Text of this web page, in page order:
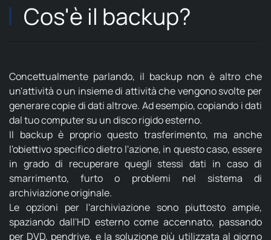
Cos'è il backup?
Concettualmente parlando, il backup non è altro che
un'attività o un insieme di attività che vengono svolte per
generare copie di dati altrove. Ad esempio, copiando i dati
dal tuo computer su un disco rigido esterno.
Il backup è proprio questo trasferimento, ma anche
l'obiettivo specifico dietro l'azione, in questo caso, essere
in grado di recuperare quegli stessi dati in caso di
smarrimento, furto o problemi nel sistema di
archiviazione originale.
Le opzioni per l'archiviazione sono piuttosto ampie,
spaziando dall'HD esterno come accennato, passando
per DVD, pendrive, e la soluzione più utilizzata al giorno